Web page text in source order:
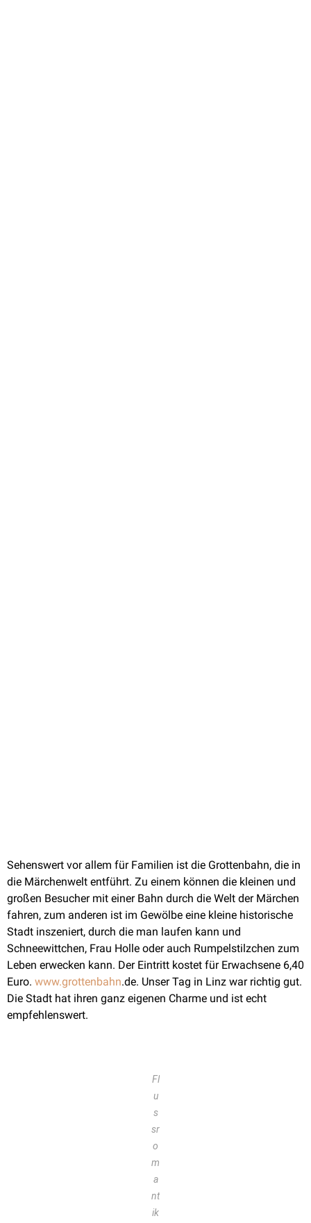
Sehenswert vor allem für Familien ist die Grottenbahn, die in
die Märchenwelt entführt. Zu einem können die kleinen und
großen Besucher mit einer Bahn durch die Welt der Märchen
fahren, zum anderen ist im Gewölbe eine kleine historische
Stadt inszeniert, durch die man laufen kann und
Schneewittchen, Frau Holle oder auch Rumpelstilzchen zum
Leben erwecken kann. Der Eintritt kostet für Erwachsene 6,40
Euro. www.grottenbahn.de. Unser Tag in Linz war richtig gut.
Die Stadt hat ihren ganz eigenen Charme und ist echt
empfehlenswert.
Fl
u
s
sr
o
m
a
nt
ik